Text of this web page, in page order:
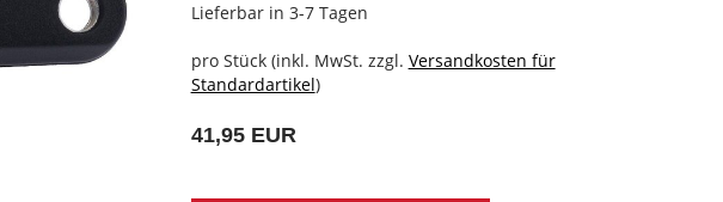
Lieferbar in 3-7 Tagen
pro Stück (inkl. MwSt. zzgl. Versandkosten für
Standardartikel)
41,95 EUR